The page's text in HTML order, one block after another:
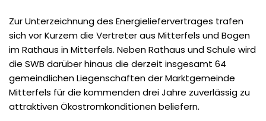
Zur Unterzeichnung des Energieliefervertrages trafen
sich vor Kurzem die Vertreter aus Mitterfels und Bogen
im Rathaus in Mitterfels. Neben Rathaus und Schule wird
die SWB darüber hinaus die derzeit insgesamt 64
gemeindlichen Liegenschaften der Marktgemeinde
Mitterfels für die kommenden drei Jahre zuverlässig zu
attraktiven Ökostromkonditionen beliefern.